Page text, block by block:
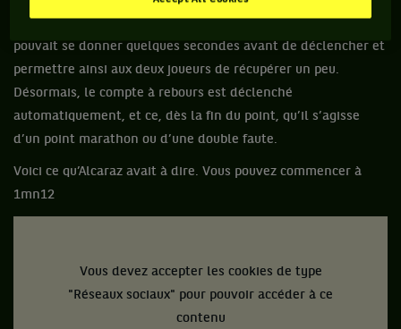
pouvait se donner quelques secondes avant de déclencher et
permettre ainsi aux deux joueurs de récupérer un peu.
Désormais, le compte à rebours est déclenché
automatiquement, et ce, dès la fin du point, qu’il s’agisse
d’un point marathon ou d’une double faute.
Voici ce qu’Alcaraz avait à dire. Vous pouvez commencer à
1mn12
Vous devez accepter les cookies de type
"Réseaux sociaux" pour pouvoir accéder à ce
contenu